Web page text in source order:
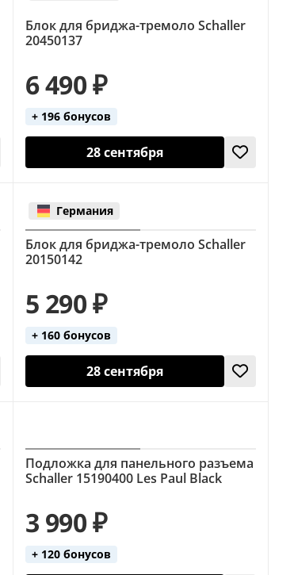
Блок для бриджа-тремоло Schaller
20450137
6 490 ₽
+ 196 бонусов
28 сентября
Блок для бриджа-тремоло Schaller
20150142
Германия
5 290 ₽
+ 160 бонусов
28 сентября
Подложка для панельного разъема
Schaller 15190400 Les Paul Black
3 990 ₽
+ 120 бонусов